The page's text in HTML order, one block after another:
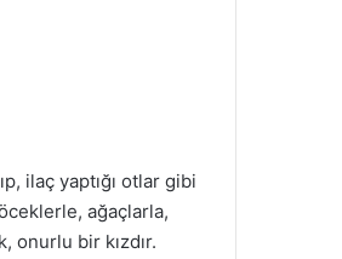
ilaç yaptığı otlar gibi
ağaçlarla,
onurlu bir kızdır.